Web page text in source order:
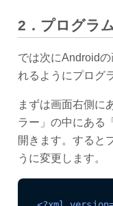
2 ．プログラ
では次にAndroid
れるようにプログ
まずは画面右側に
ラー」の中にある
開きます。すると
うに変更します。